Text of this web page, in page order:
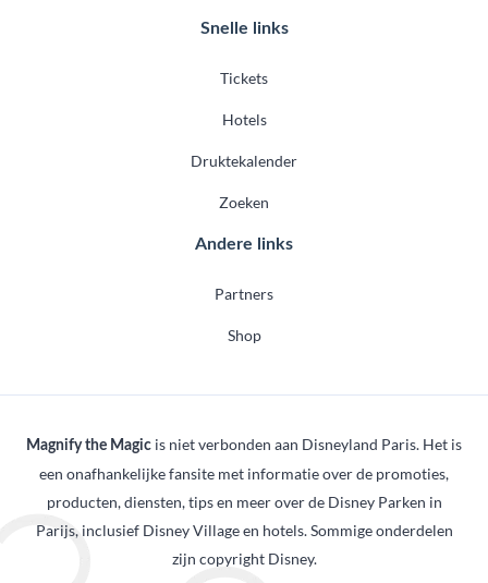
Snelle links
Tickets
Hotels
Druktekalender
Zoeken
Andere links
Partners
Shop
Magnify the Magic is niet verbonden aan Disneyland Paris. Het is
een onafhankelijke fansite met informatie over de promoties,
producten, diensten, tips en meer over de Disney Parken in
Parijs, inclusief Disney Village en hotels. Sommige onderdelen
zijn copyright Disney.